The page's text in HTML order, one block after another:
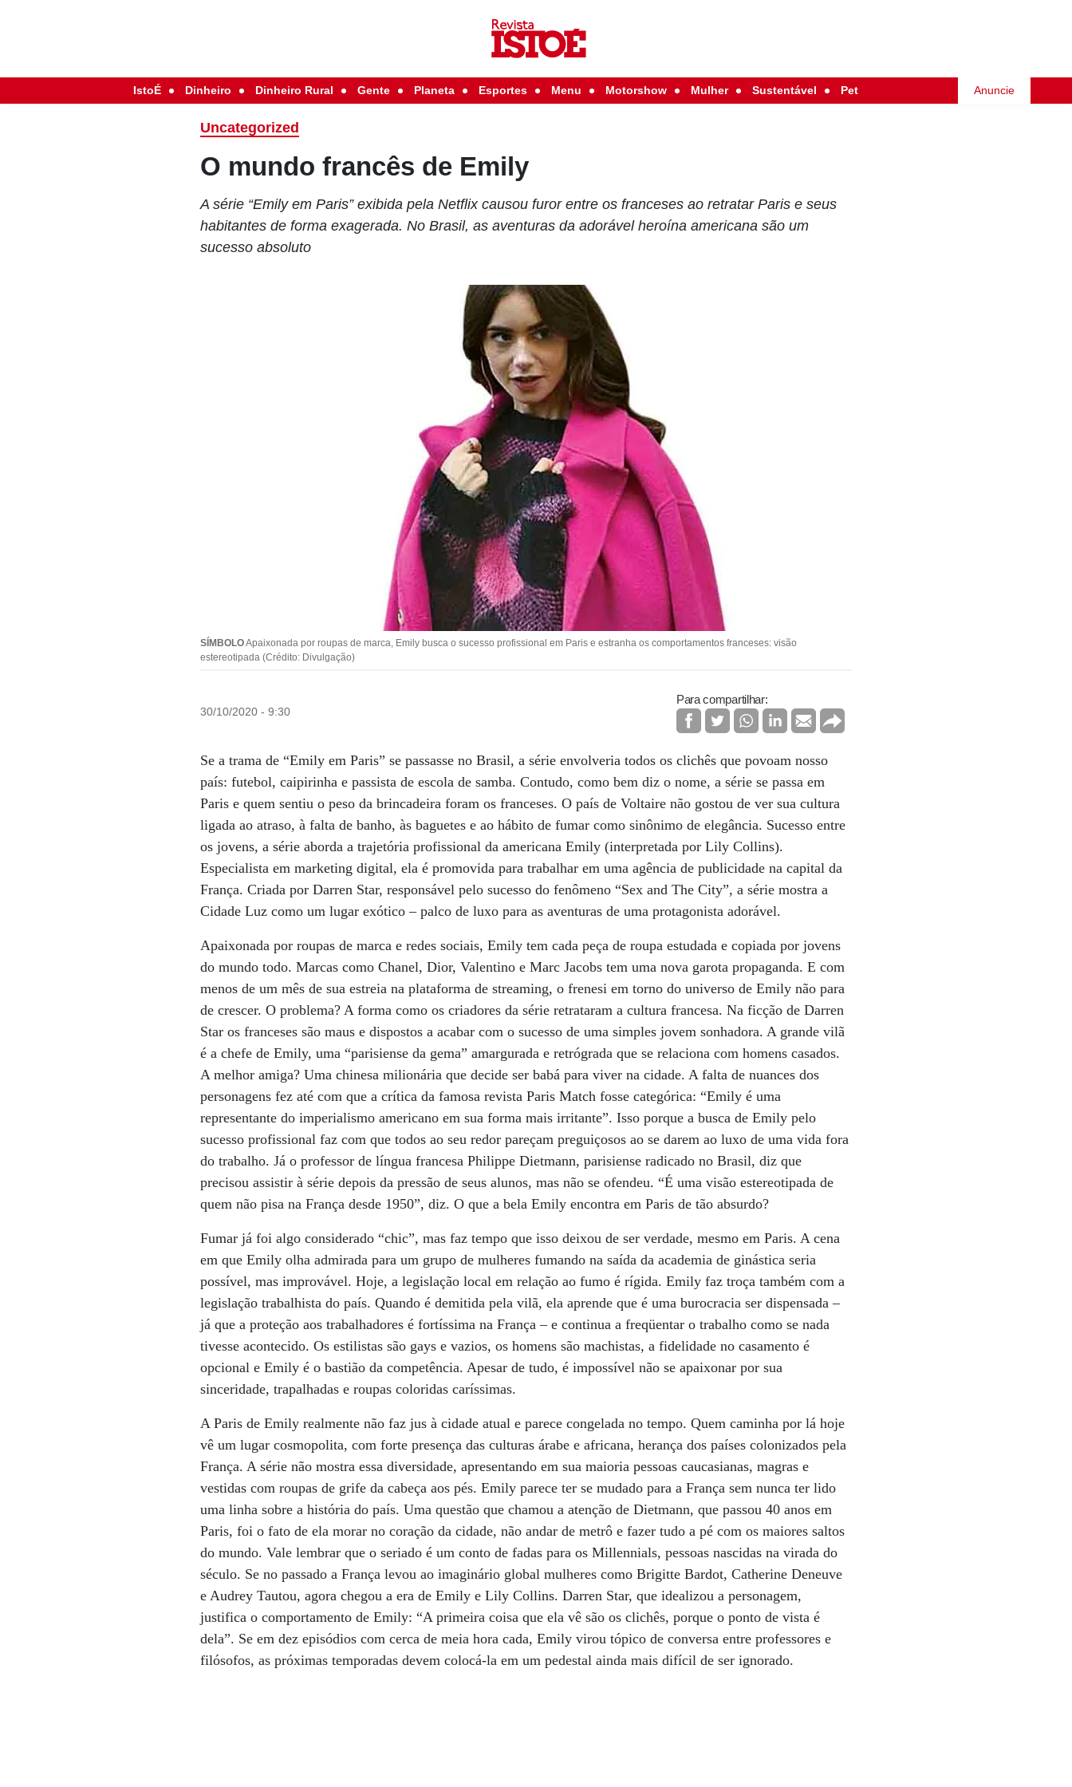
IstoÉ Dinheiro Dinheiro Rural Gente Planeta Esportes Menu Motorshow Mulher Sustentável Pet Anuncie
Uncategorized
O mundo francês de Emily
A série “Emily em Paris” exibida pela Netflix causou furor entre os franceses ao retratar Paris e seus
habitantes de forma exagerada. No Brasil, as aventuras da adorável heroína americana são um
sucesso absoluto
SÍMBOLOApaixonada por roupas de marca, Emily busca o sucesso profissional em Paris e estranha os comportamentos franceses: visão
estereotipada (Crédito: Divulgação)
30/10/2020 - 9:30
Para compartilhar:
Se a trama de “Emily em Paris” se passasse no Brasil, a série envolveria todos os clichês que povoam nosso
país: futebol, caipirinha e passista de escola de samba. Contudo, como bem diz o nome, a série se passa em
Paris e quem sentiu o peso da brincadeira foram os franceses. O país de Voltaire não gostou de ver sua cultura
ligada ao atraso, à falta de banho, às baguetes e ao hábito de fumar como sinônimo de elegância. Sucesso entre
os jovens, a série aborda a trajetória profissional da americana Emily (interpretada por Lily Collins).
Especialista em marketing digital, ela é promovida para trabalhar em uma agência de publicidade na capital da
França. Criada por Darren Star, responsável pelo sucesso do fenômeno “Sex and The City”, a série mostra a
Cidade Luz como um lugar exótico – palco de luxo para as aventuras de uma protagonista adorável.
Apaixonada por roupas de marca e redes sociais, Emily tem cada peça de roupa estudada e copiada por jovens
do mundo todo. Marcas como Chanel, Dior, Valentino e Marc Jacobs tem uma nova garota propaganda. E com
menos de um mês de sua estreia na plataforma de streaming, o frenesi em torno do universo de Emily não para
de crescer. O problema? A forma como os criadores da série retrataram a cultura francesa. Na ficção de Darren
Star os franceses são maus e dispostos a acabar com o sucesso de uma simples jovem sonhadora. A grande vilã
é a chefe de Emily, uma “parisiense da gema” amargurada e retrógrada que se relaciona com homens casados.
A melhor amiga? Uma chinesa milionária que decide ser babá para viver na cidade. A falta de nuances dos
personagens fez até com que a crítica da famosa revista Paris Match fosse categórica: “Emily é uma
representante do imperialismo americano em sua forma mais irritante”. Isso porque a busca de Emily pelo
sucesso profissional faz com que todos ao seu redor pareçam preguiçosos ao se darem ao luxo de uma vida fora
do trabalho. Já o professor de língua francesa Philippe Dietmann, parisiense radicado no Brasil, diz que
precisou assistir à série depois da pressão de seus alunos, mas não se ofendeu. “É uma visão estereotipada de
quem não pisa na França desde 1950”, diz. O que a bela Emily encontra em Paris de tão absurdo?
Fumar já foi algo considerado “chic”, mas faz tempo que isso deixou de ser verdade, mesmo em Paris. A cena
em que Emily olha admirada para um grupo de mulheres fumando na saída da academia de ginástica seria
possível, mas improvável. Hoje, a legislação local em relação ao fumo é rígida. Emily faz troça também com a
legislação trabalhista do país. Quando é demitida pela vilã, ela aprende que é uma burocracia ser dispensada –
já que a proteção aos trabalhadores é fortíssima na França – e continua a freqüentar o trabalho como se nada
tivesse acontecido. Os estilistas são gays e vazios, os homens são machistas, a fidelidade no casamento é
opcional e Emily é o bastião da competência. Apesar de tudo, é impossível não se apaixonar por sua
sinceridade, trapalhadas e roupas coloridas caríssimas.
A Paris de Emily realmente não faz jus à cidade atual e parece congelada no tempo. Quem caminha por lá hoje
vê um lugar cosmopolita, com forte presença das culturas árabe e africana, herança dos países colonizados pela
França. A série não mostra essa diversidade, apresentando em sua maioria pessoas caucasianas, magras e
vestidas com roupas de grife da cabeça aos pés. Emily parece ter se mudado para a França sem nunca ter lido
uma linha sobre a história do país. Uma questão que chamou a atenção de Dietmann, que passou 40 anos em
Paris, foi o fato de ela morar no coração da cidade, não andar de metrô e fazer tudo a pé com os maiores saltos
do mundo. Vale lembrar que o seriado é um conto de fadas para os Millennials, pessoas nascidas na virada do
século. Se no passado a França levou ao imaginário global mulheres como Brigitte Bardot, Catherine Deneuve
e Audrey Tautou, agora chegou a era de Emily e Lily Collins. Darren Star, que idealizou a personagem,
justifica o comportamento de Emily: “A primeira coisa que ela vê são os clichês, porque o ponto de vista é
dela”. Se em dez episódios com cerca de meia hora cada, Emily virou tópico de conversa entre professores e
filósofos, as próximas temporadas devem colocá-la em um pedestal ainda mais difícil de ser ignorado.